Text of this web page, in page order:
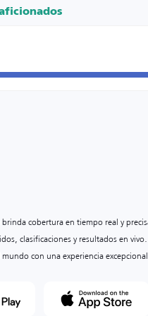
cobertura en tiempo real y
clasificaciones y resultados en
con una experiencia